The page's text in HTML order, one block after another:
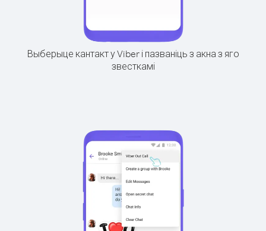
Выберыце кантакт у Viber і пазваніць з акна з яго
звесткамі